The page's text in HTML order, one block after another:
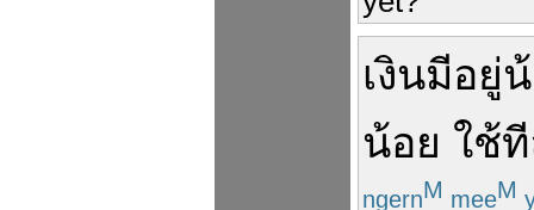
เงินมีอยู่
น้อย ใช้
ngernM meeM